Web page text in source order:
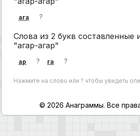
ага ?
Слова из 2 букв составленные
"агар-агар"
ар ? га ?
Нажмите на слово или ? чтобы увидеть
© 2026 Анаграммы. Все